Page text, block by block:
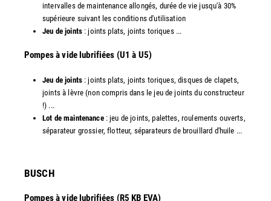
intervalles de maintenance allongés, durée de vie jusqu'à 30%
supérieure suivant les conditions d'utilisation
Jeu de joints: joints plats, joints toriques ...
​Pompes à vide lubrifiées (U1 à U5)
Jeu de joints: joints plats, joints toriques, disques de clapets,
joints à lèvre (non compris dans le jeu de joints du constructeur
!) ...
Lot de maintenance: jeu de joints, palettes, roulements ouverts,
séparateur grossier, flotteur, séparateurs de brouillard d'huile ...
​BUSCH
Pompes à vide lubrifiées (R5 KB EVA)